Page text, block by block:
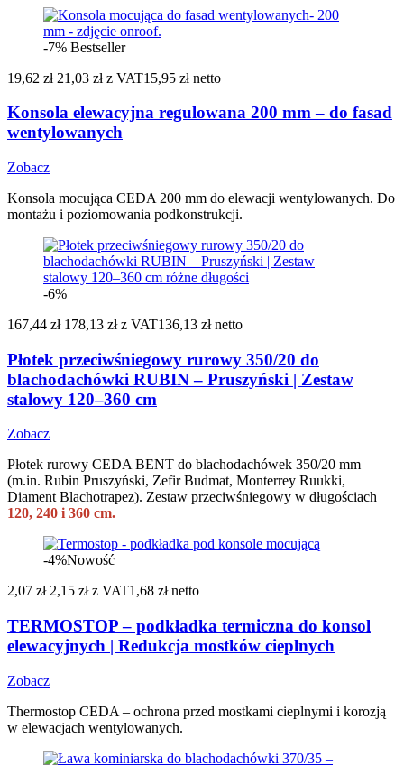
-7% Bestseller
19,62 zł 21,03 zł z VAT15,95 zł netto
Konsola elewacyjna regulowana 200 mm – do fasad
wentylowanych
Zobacz
Konsola mocująca CEDA 200 mm do elewacji wentylowanych. Do
montażu i poziomowania podkonstrukcji.
-6%
167,44 zł 178,13 zł z VAT136,13 zł netto
Płotek przeciwśniegowy rurowy 350/20 do
blachodachówki RUBIN – Pruszyński | Zestaw
stalowy 120–360 cm
Zobacz
Płotek rurowy CEDA BENT do blachodachówek 350/20 mm
(m.in. Rubin Pruszyński, Zefir Budmat, Monterrey Ruukki,
Diament Blachotrapez). Zestaw przeciwśniegowy w długościach
120, 240 i 360 cm.
-4%Nowość
2,07 zł 2,15 zł z VAT1,68 zł netto
TERMOSTOP – podkładka termiczna do konsol
elewacyjnych | Redukcja mostków cieplnych
Zobacz
Thermostop CEDA – ochrona przed mostkami cieplnymi i korozją
w elewacjach wentylowanych.